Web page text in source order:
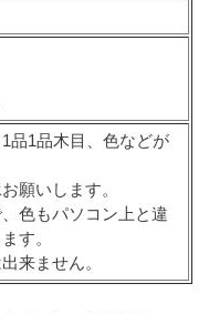
品1品木目、色などが
願いします。
色もパソコン上と違
す。
来ません。